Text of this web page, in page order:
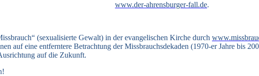
www.der-ahrensburger-fall.de.
(sexualisierte Gewalt) in der evangelischen Kirche durch
auf eine entferntere Betrachtung der Missbrauchsdekaden (1970-er Jahre bis
auf die Zukunft.